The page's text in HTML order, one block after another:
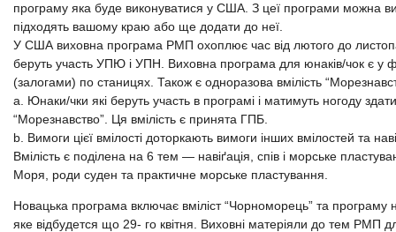
програму яка буде виконуватися у США. З цеї програми можна
підходять вашому краю або ще додати до неї.
У США виховна програма РМП охоплює час від лютого до
беруть участь УПЮ і УПН. Виховна програма для юнаків/чок є у
(залогами) по станицях. Також є одноразова вмілість
a. Юнаки/чки які беруть участь в програмі і матимуть ногоду
“Морезнавство”. Ця вмілість є принята ГПБ.
b. Вимоги цієї вмілості доторкають вимоги інших вмілостей та
Вмілість є поділена на 6 тем — навіґація, спів і морське
Моря, роди суден та практичне морське пластування.
Новацька програма включає вміліст “Чорноморець” та
яке відбудется що 29- го квітня. Виховні матеріяли до тем